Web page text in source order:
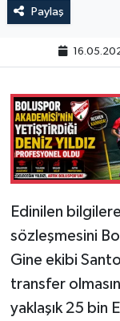
Paylaş
Edinilen
sözleşmesini
Gine ekibi
transfer
yaklaşık 25 bin